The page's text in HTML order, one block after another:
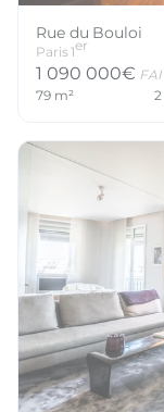
Rue du Bouloi
Paris1er
1 090 000€ FAI
79m² 2